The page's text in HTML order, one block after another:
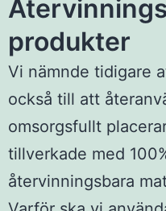
produkter
Vi nämnde tidigare
också till att
omsorgsfullt
tillverkade med
återvinningsbara